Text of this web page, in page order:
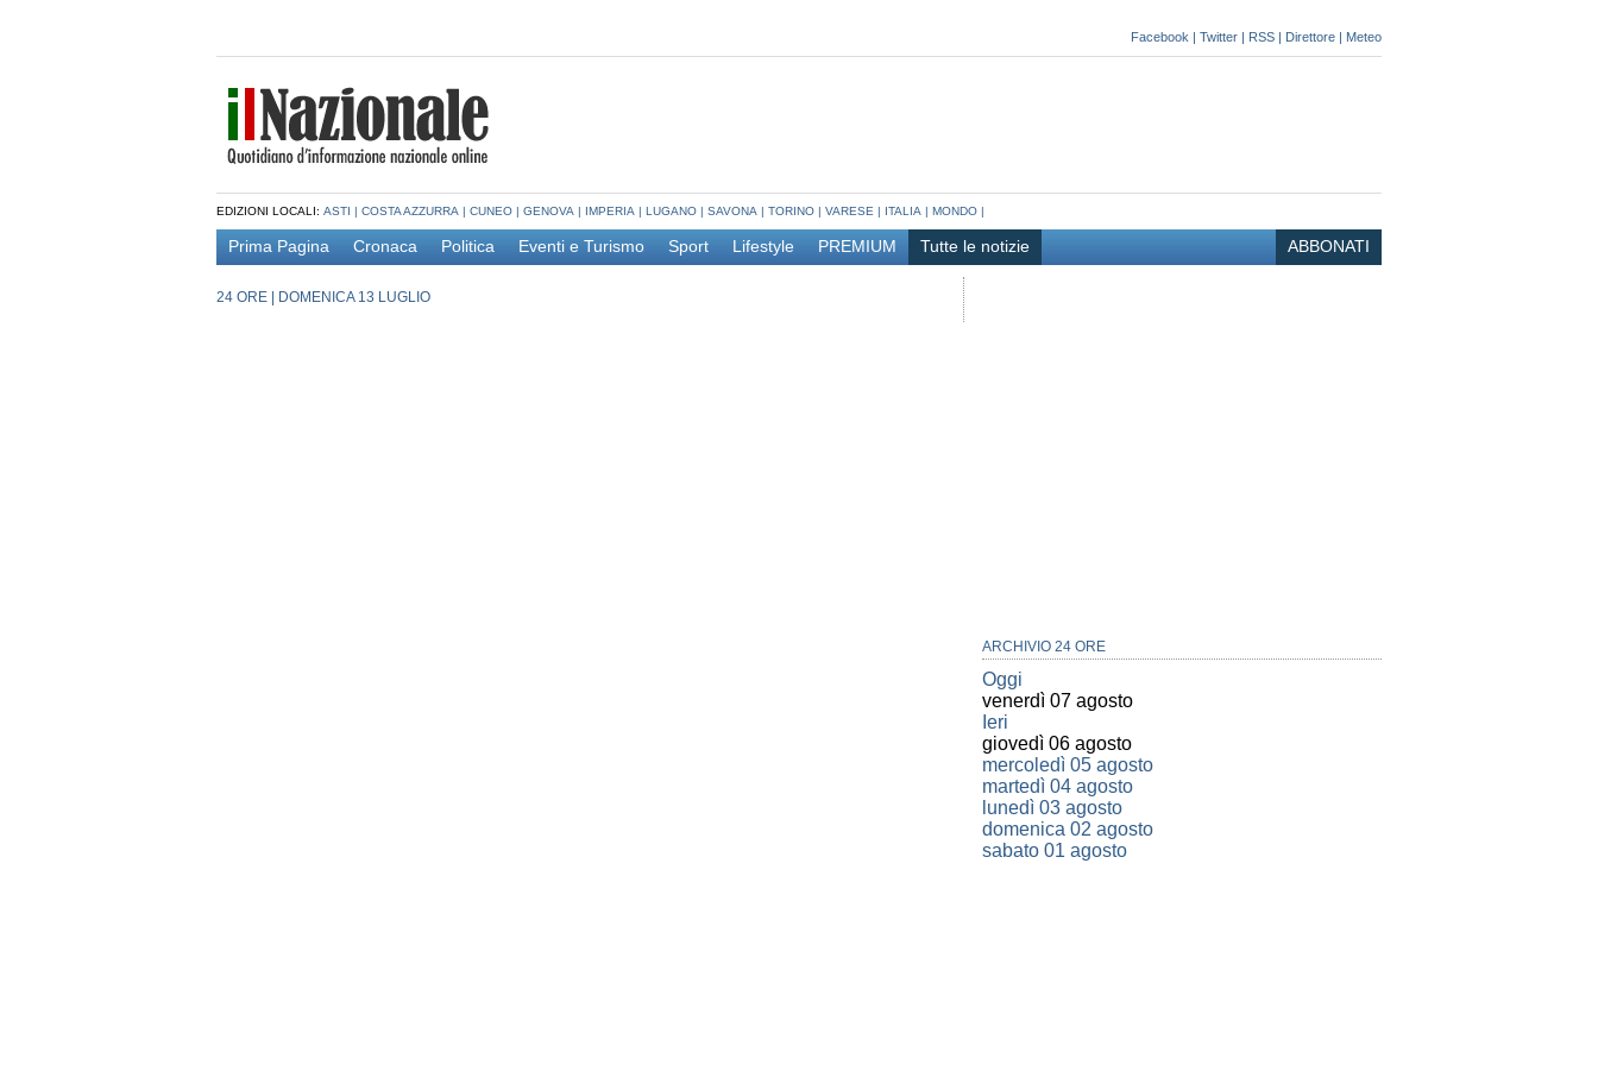
Facebook | Twitter | RSS | Direttore | Meteo
EDIZIONI LOCALI: ASTI | COSTA AZZURRA | CUNEO | GENOVA | IMPERIA | LUGANO | SAVONA | TORINO | VARESE | ITALIA | MONDO |
Prima Pagina Cronaca Politica Eventi e Turismo Sport Lifestyle PREMIUM Tutte le notizie ABBONATI
24 ORE DOMENICA 13 LUGLIO
ARCHIVIO 24 ORE
Oggi
venerdì 07 agosto
Ieri
giovedì 06 agosto
mercoledì 05 agosto
martedì 04 agosto
lunedì 03 agosto
domenica 02 agosto
sabato 01 agosto